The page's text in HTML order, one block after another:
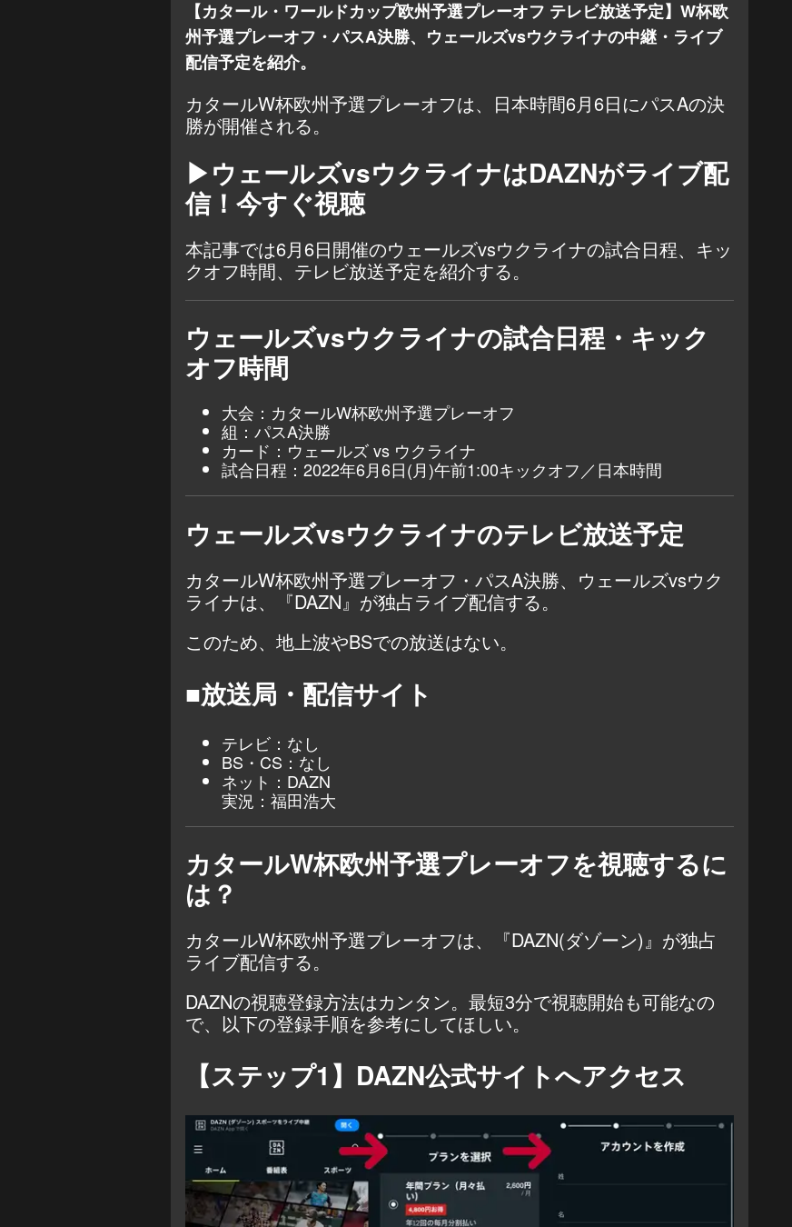
【カタール・ワールドカップ欧州予選プレーオフ テレビ放送予定】W杯欧
州予選プレーオフ・パスA決勝、ウェールズvsウクライナの中継・ライブ
配信予定を紹介。
カタールW杯欧州予選プレーオフは、日本時間6月6日にパスAの決
勝が開催される。
▶ウェールズvsウクライナはDAZNがライブ配
信！今すぐ視聴
本記事では6月6日開催のウェールズvsウクライナの試合日程、キッ
クオフ時間、テレビ放送予定を紹介する。
ウェールズvsウクライナの試合日程・キック
オフ時間
大会：カタールW杯欧州予選プレーオフ
組：パスA決勝
カード：ウェールズ vs ウクライナ
試合日程：2022年6月6日(月)午前1:00キックオフ／日本時間
ウェールズvsウクライナのテレビ放送予定
カタールW杯欧州予選プレーオフ・パスA決勝、ウェールズvsウク
ライナは、『DAZN』が独占ライブ配信する。
このため、地上波やBSでの放送はない。
■放送局・配信サイト
テレビ：なし
BS・CS：なし
ネット： DAZN
実況：福田浩大
カタールW杯欧州予選プレーオフを視聴するに
は？
カタールW杯欧州予選プレーオフは、『DAZN(ダゾーン)』が独占
ライブ配信する。
DAZNの視聴登録方法はカンタン。最短3分で視聴開始も可能なの
で、以下の登録手順を参考にしてほしい。
【ステップ1】 DAZN公式サイトへアクセス